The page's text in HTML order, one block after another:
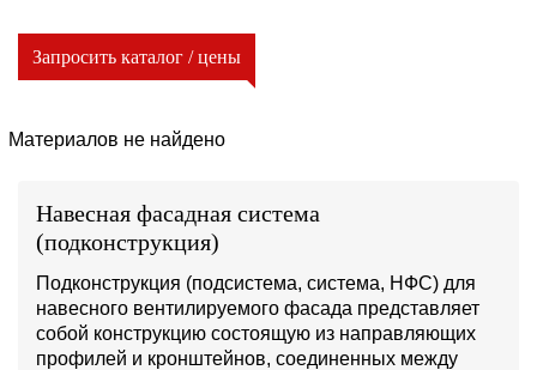
Запросить каталог / цены
Материалов не найдено
Навесная фасадная система
(подконструкция)
Подконструкция (подсистема, система, НФС) для
навесного вентилируемого фасада представляет
собой конструкцию состоящую из направляющих
профилей и кронштейнов, соединенных между